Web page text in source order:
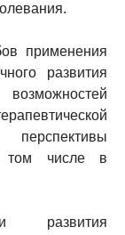
применения
развития
том числе в
развития